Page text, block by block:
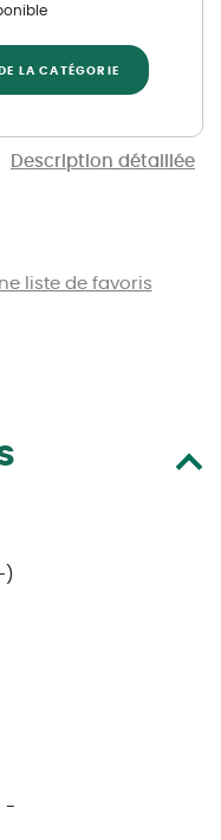
Description détaillée
LA CATÉGORIE
)
-
liste de favoris